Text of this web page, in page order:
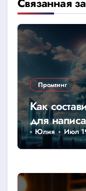
Промтинг
Как
для
Юлия Июл